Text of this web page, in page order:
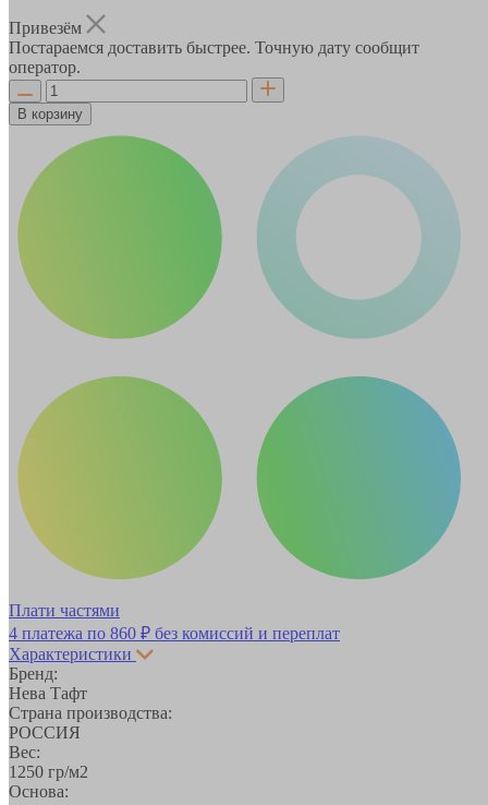
Привезём
Постараемся доставить быстрее. Точную дату сообщит
оператор.
В корзину
Плати частями
4 платежа по 860 ₽ без комиссий и переплат
Характеристики
Бренд:
Нева Тафт
Страна производства:
РОССИЯ
Вес:
1250 гр/м2
Основа: